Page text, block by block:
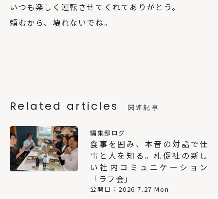
いつも楽しく運転させてくれてありがとう。
頼むから、壊れないでね。
Related articles 関連記事
編集部ログ
食事を囲み、本音の対話で仕
事と人を知る。札促社の新し
い社内コミュニケーション
「ラフ会」
公開日：2026.7.27 Mon